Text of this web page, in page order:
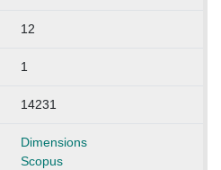
12
1
14231
Dimensions
Scopus